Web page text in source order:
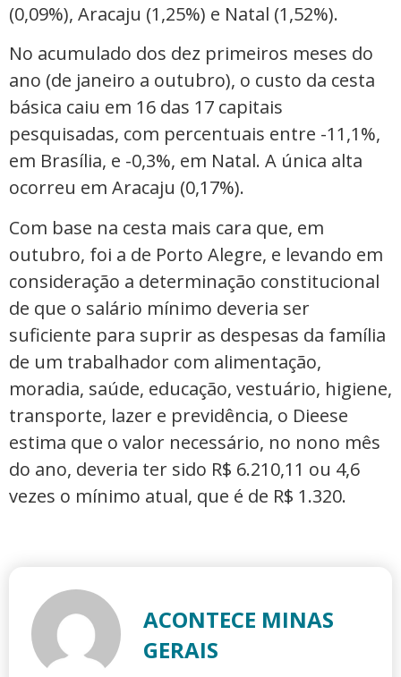
(0,09%), Aracaju (1,25%) e Natal (1,52%).
No acumulado dos dez primeiros meses do
ano (de janeiro a outubro), o custo da cesta
básica caiu em 16 das 17 capitais
pesquisadas, com percentuais entre -11,1%,
em Brasília, e -0,3%, em Natal. A única alta
ocorreu em Aracaju (0,17%).
Com base na cesta mais cara que, em
outubro, foi a de Porto Alegre, e levando em
consideração a determinação constitucional
de que o salário mínimo deveria ser
suficiente para suprir as despesas da família
de um trabalhador com alimentação,
moradia, saúde, educação, vestuário, higiene,
transporte, lazer e previdência, o Dieese
estima que o valor necessário, no nono mês
do ano, deveria ter sido R$ 6.210,11 ou 4,6
vezes o mínimo atual, que é de R$ 1.320.
ACONTECE MINAS
GERAIS